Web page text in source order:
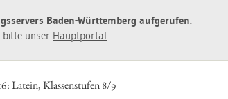
Baden-Würt­tem­berg auf­ge­ru­fen.
bitte unser Haupt­por­tal.
La­tein, Klas­sen­stu­fen 8/9